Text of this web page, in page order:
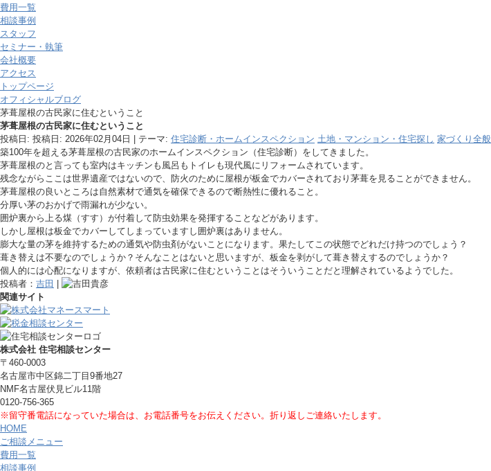
費用一覧
相談事例
スタッフ
セミナー・執筆
会社概要
アクセス
トップページ
オフィシャルブログ
茅葺屋根の古民家に住むということ
茅葺屋根の古民家に住むということ
投稿日: 投稿日: 2026年02月04日 | テーマ: 住宅診断・ホームインスペクション 土地・マンション・住宅探し 家づくり全般
築100年を超える茅葺屋根の古民家のホームインスペクション（住宅診断）をしてきました。
茅葺屋根のと言っても室内はキッチンも風呂もトイレも現代風にリフォームされています。
残念ながらここは世界遺産ではないので、防火のために屋根が板金でカバーされており茅葺を見ることができません。
茅葺屋根の良いところは自然素材で通気を確保できるので断熱性に優れること。
分厚い茅のおかげで雨漏れが少ない。
囲炉裏から上る煤（すす）が付着して防虫効果を発揮することなどがあります。
しかし屋根は板金でカバーしてしまっていますし囲炉裏はありません。
膨大な量の茅を維持するための通気や防虫剤がないことになります。果たしてこの状態でどれだけ持つのでしょう？
葺き替えは不要なのでしょうか？そんなことはないと思いますが、板金を剥がして葺き替えするのでしょうか？
個人的には心配になりますが、依頼者は古民家に住むということはそういうことだと理解されているようでした。
投稿者： 吉田
関連サイト
株式会社 住宅相談センター
〒460-0003
名古屋市中区錦二丁目9番地27
NMF名古屋伏見ビル11階
0120-756-365
※留守番電話になっていた場合は、お電話番号をお伝えください。折り返しご連絡いたします。
HOME
ご相談メニュー
費用一覧
相談事例